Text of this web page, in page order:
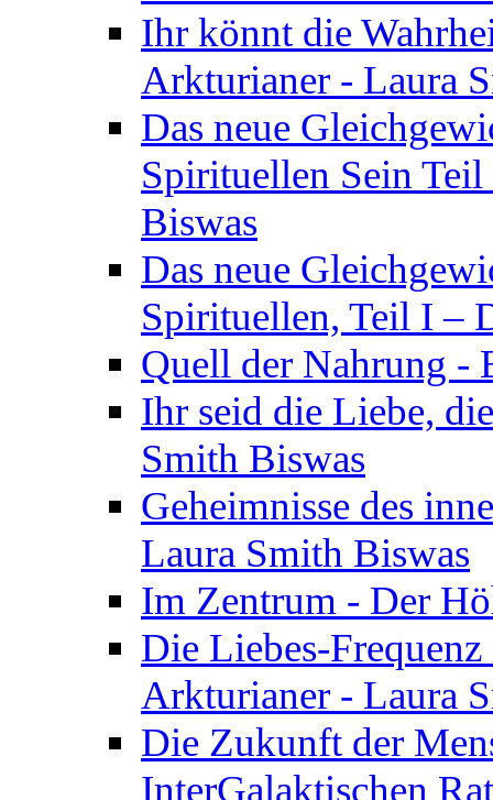
Ihr könnt die
Arkturianer - Laura
Das neue
Spirituellen Sein
Biswas
Das neue
Spirituellen, Teil I –
Quell der Nahrung -
Ihr seid die Liebe,
Smith Biswas
Geheimnisse des
Laura Smith Biswas
Im Zentrum - Der
Die Liebes-
Arkturianer - Laura
Die Zukunft der
InterGalaktischen